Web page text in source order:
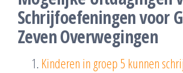
Schrijfoefeningen voor
Zeven Overwegingen
Kinderen in groep 5 kunnen